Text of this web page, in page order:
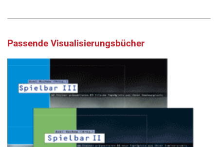
Passende Visualisierungsbücher